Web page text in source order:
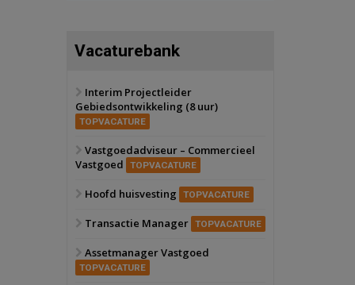
Zwanenburg
6 oktober 2026
Oranje
28 september 2026
Vacaturebank
Interim Projectleider
Gebiedsontwikkeling (8 uur)
TOPVACATURE
Vastgoedadviseur – Commercieel
Vastgoed
TOPVACATURE
Hoofd huisvesting TOPVACATURE
Transactie Manager TOPVACATURE
Assetmanager Vastgoed
TOPVACATURE